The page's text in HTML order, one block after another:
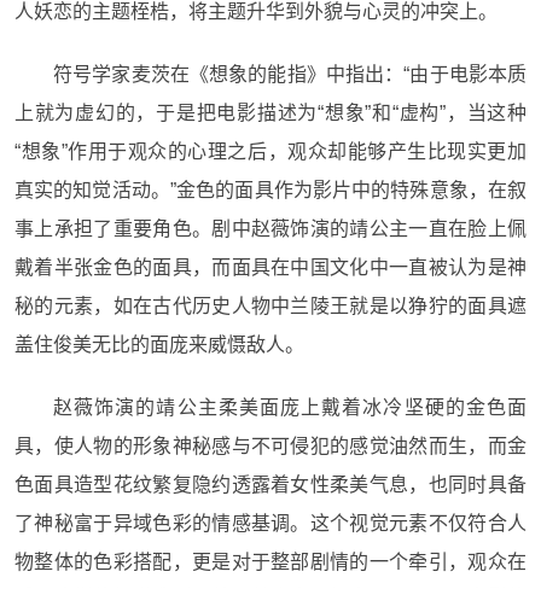
人妖恋的主题桎梏，将主题升华到外貌与心灵的冲突上。
符号学家麦茨在《想象的能指》中指出：“由于电影本质
上就为虚幻的，于是把电影描述为“想象”和“虚构”，当这种
“想象”作用于观众的心理之后，观众却能够产生比现实更加
真实的知觉活动。”金色的面具作为影片中的特殊意象，在叙
事上承担了重要角色。剧中赵薇饰演的靖公主一直在脸上佩
戴着半张金色的面具，而面具在中国文化中一直被认为是神
秘的元素，如在古代历史人物中兰陵王就是以狰狞的面具遮
盖住俊美无比的面庞来威慑敌人。
赵薇饰演的靖公主柔美面庞上戴着冰冷坚硬的金色面
具，使人物的形象神秘感与不可侵犯的感觉油然而生，而金
色面具造型花纹繁复隐约透露着女性柔美气息，也同时具备
了神秘富于异域色彩的情感基调。这个视觉元素不仅符合人
物整体的色彩搭配，更是对于整部剧情的一个牵引，观众在